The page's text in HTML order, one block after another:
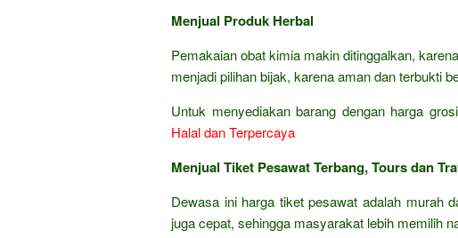
Menjual Produk Herbal
Pemakaian obat kimia makin ditinggalkan,
menjadi pilihan bijak, karena aman dan terbukti
Untuk menyediakan barang dengan harga
Halal dan Terpercaya
Menjual Tiket Pesawat Terbang, Tours dan
Dewasa ini harga tiket pesawat adalah murah
juga cepat, sehingga masyarakat lebih memilih